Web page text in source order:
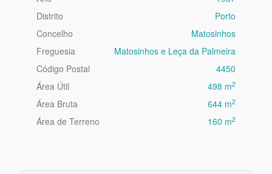
Distrito
Porto
Concelho
Matosinhos
Freguesia
Matosinhos e Leça da Palmeira
Código Postal
4450
Área Útil
498 m2
Área Bruta 644 m2
Área de Terreno 160 m2